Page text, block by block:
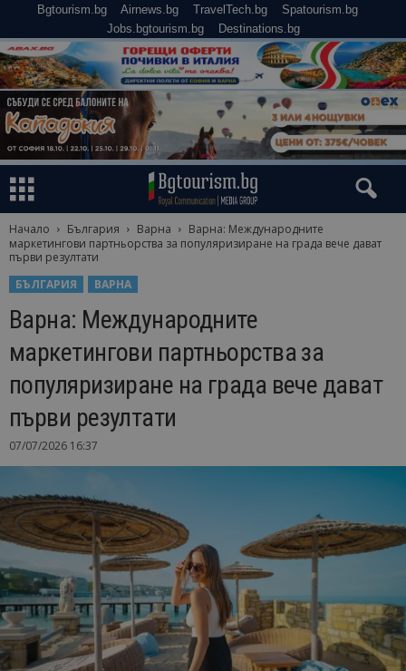
Bgtourism.bg Airnews.bg TravelTech.bg
Spatourism.bg
Jobs.bgtourism.bg
Destinations.bg
Начало България Варна
Варна: Международните
маркетингови партньорства за популяризиране на града вече дават
първи резултати
БЪЛГАРИЯ
ВАРНА
Варна: Международните
маркетингови партньорства за
популяризиране на града вече дават
първи резултати
07/07/2026 16:37